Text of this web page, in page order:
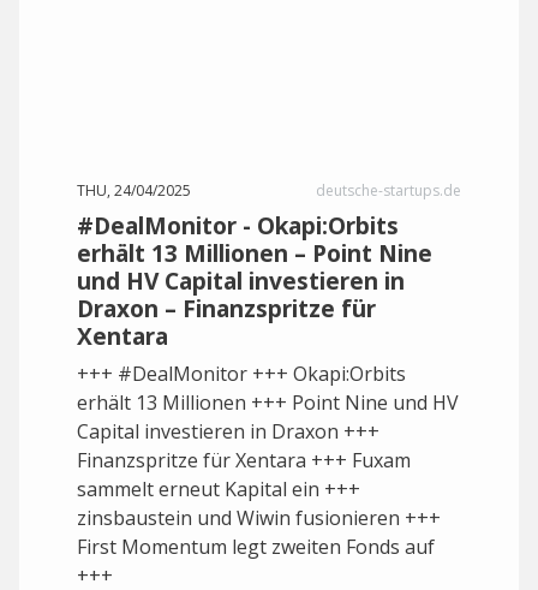
THU, 24/04/2025 deutsche-startups.de
#DealMonitor - Okapi:Orbits
erhält 13 Millionen – Point Nine
und HV Capital investieren in
Draxon – Finanzspritze für
Xentara
+++ #DealMonitor +++ Okapi:Orbits
erhält 13 Millionen +++ Point Nine und HV
Capital investieren in Draxon +++
Finanzspritze für Xentara +++ Fuxam
sammelt erneut Kapital ein +++
zinsbaustein und Wiwin fusionieren +++
First Momentum legt zweiten Fonds auf
+++